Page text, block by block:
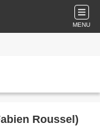
MENU
Roussel)